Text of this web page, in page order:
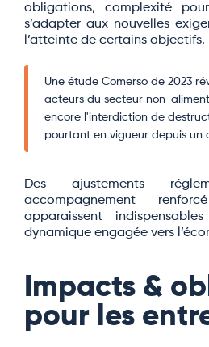
obligations, complexité
s’adapter aux nouvelles
l’atteinte de certains objectifs.
Une étude Comerso de 2023
acteurs du secteur non-
encore l'interdiction de
pourtant en vigueur depuis un
Des ajustements
accompagnement
apparaissent
dynamique engagée vers
Impacts &
pour les